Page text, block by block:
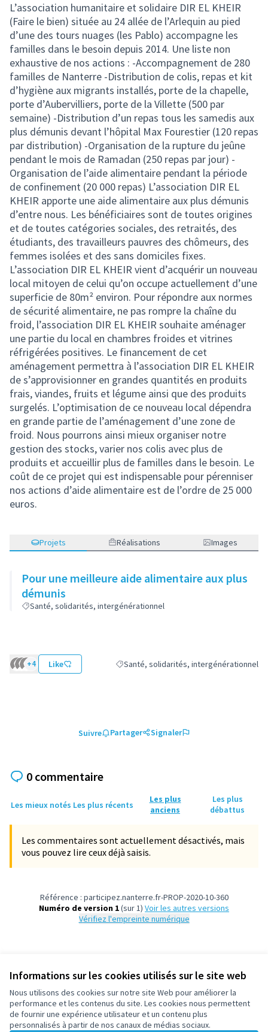
Informations sur les cookies utilisés sur le site web
Nous utilisons des cookies sur notre site Web pour améliorer la
performance et les contenus du site. Les cookies nous permettent
de fournir une expérience utilisateur et un contenu plus
personnalisés à partir de nos canaux de médias sociaux.
L’association humanitaire et solidaire DIR EL KHEIR
(Faire le bien) située au 24 allée de l’Arlequin au pied
d’une des tours nuages (les Pablo) accompagne les
familles dans le besoin depuis 2014. Une liste non
exhaustive de nos actions : -Accompagnement de 280
familles de Nanterre -Distribution de colis, repas et kit
d’hygiène aux migrants installés, porte de la chapelle,
porte d’Aubervilliers, porte de la Villette (500 par
semaine) -Distribution d’un repas tous les samedis aux
plus démunis devant l’hôpital Max Fourestier (120 repas
par distribution) -Organisation de la rupture du jeûne
pendant le mois de Ramadan (250 repas par jour) -
Organisation de l’aide alimentaire pendant la période
de confinement (20 000 repas) L’association DIR EL
KHEIR apporte une aide alimentaire aux plus démunis
d’entre nous. Les bénéficiaires sont de toutes origines
et de toutes catégories sociales, des retraités, des
étudiants, des travailleurs pauvres des chômeurs, des
femmes isolées et des sans domiciles fixes.
L’association DIR EL KHEIR vient d’acquérir un nouveau
local mitoyen de celui qu’on occupe actuellement d’une
superficie de 80m² environ. Pour répondre aux normes
de sécurité alimentaire, ne pas rompre la chaîne du
froid, l’association DIR EL KHEIR souhaite aménager
une partie du local en chambres froides et vitrines
réfrigérées positives. Le financement de cet
aménagement permettra à l’association DIR EL KHEIR
de s’approvisionner en grandes quantités en produits
frais, viandes, fruits et légume ainsi que des produits
surgelés. L’optimisation de ce nouveau local dépendra
en grande partie de l’aménagement d’une zone de
froid. Nous pourrons ainsi mieux organiser notre
gestion des stocks, varier nos colis avec plus de
produits et accueillir plus de familles dans le besoin. Le
coût de ce projet qui est indispensable pour pérenniser
nos actions d’aide alimentaire est de l’ordre de 25 000
euros.
Projets Réalisations Images
Pour une meilleure aide alimentaire aux plus
démunis
Santé, solidarités, intergénérationnel
+4 Like Filtrer les résultats de la catégorie :
Santé, solidarités, intergénérationnel
Suivre Partager Signaler
0 commentaire
Les mieux notés Les plus récents
Les plus
anciens
Les plus
débattus
Les commentaires sont actuellement désactivés, mais
vous pouvez lire ceux déjà saisis.
Référence : participez.nanterre.fr-PROP-2020-10-360
Numéro de version 1(sur 1)
voir les autres versions
Vérifiez l'empreinte numérique
Conditions d'utilisation
Paramètres des cookies
participez.nanterre.fr sur X
participez.nanterre.fr sur Facebook
participez.nanterre.fr sur Instagram
participez.nanterre.fr sur YouTube
participez.nanterre.fr sur GitHub